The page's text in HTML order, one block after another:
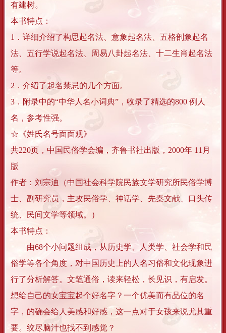
有建树。
本书特点：
1．详细介绍了构思起名法、意象起名法、五格剖象起名
法、五行学说起名法、周易八卦起名法、十二生肖起名法
等。
2．介绍了起名禁忌的几个方面。
3．附录中的“中华人名小词典”，收录了精选的800 例人
名，参考性强。
☆《姓氏名号面面观》
共220页，中国民俗学会编，齐鲁书社出版，2000年 11月
版
作者：刘宗迪（中国社会科学院民族文学研究所民俗学博
士、副研究员，主攻民俗学、神话学、先秦文献、口头传
统、民间文学等领域。）
本书特点：
由68个小问题组成，从历史学、人类学、社会学和民
俗学等各个角度，对中国历史上的人名习俗和文化现象进
行了分析解答。文笔通俗，读来轻松，长见识，有启发。
想给自己的女宝宝起个好名字？一个优美而有品位的名
字，的确会给人美感和好感，这一点对于女孩来说尤其重
要。绞尽脑汁也找不到感觉？